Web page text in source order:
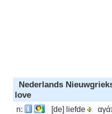
Nederlands
love
n: [de] liefde